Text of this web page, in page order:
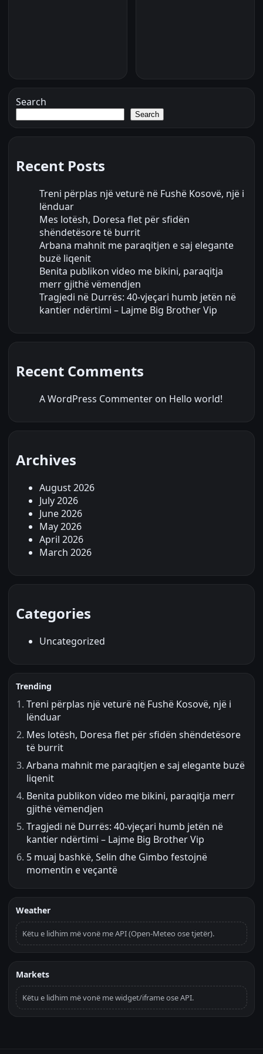
Search
Search
Recent Posts
Treni përplas një veturë në Fushë Kosovë, një i
lënduar
Mes lotësh, Doresa flet për sfidën
shëndetësore të burrit
Arbana mahnit me paraqitjen e saj elegante
buzë liqenit
Benita publikon video me bikini, paraqitja
merr gjithë vëmendjen
Tragjedi në Durrës: 40-vjeçari humb jetën në
kantier ndërtimi – Lajme Big Brother Vip
Recent Comments
A WordPress Commenter on Hello world!
Archives
August 2026
July 2026
June 2026
May 2026
April 2026
March 2026
Categories
Uncategorized
Trending
Treni përplas një veturë në Fushë Kosovë, një i
lënduar
Mes lotësh, Doresa flet për sfidën shëndetësore
të burrit
Arbana mahnit me paraqitjen e saj elegante buzë
liqenit
Benita publikon video me bikini, paraqitja merr
gjithë vëmendjen
Tragjedi në Durrës: 40-vjeçari humb jetën në
kantier ndërtimi – Lajme Big Brother Vip
5 muaj bashkë, Selin dhe Gimbo festojnë
momentin e veçantë
Weather
Këtu e lidhim më vonë me API (Open-Meteo ose tjetër).
Markets
Këtu e lidhim më vonë me widget/iframe ose API.